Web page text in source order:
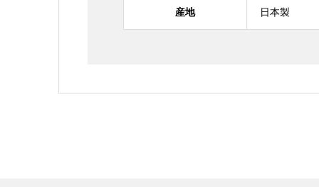
産地 日本製